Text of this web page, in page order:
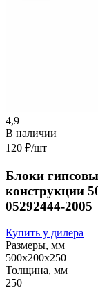
4,9
В наличии
120 ₽/шт
Блоки
конструкции
05292444-2005
Купить у дилера
Размеры, мм
500х200х250
Толщина, мм
250